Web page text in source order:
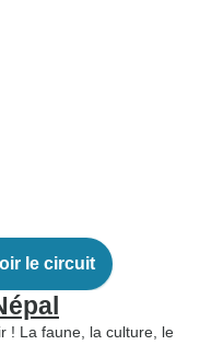
le circuit
! La faune, la culture, le